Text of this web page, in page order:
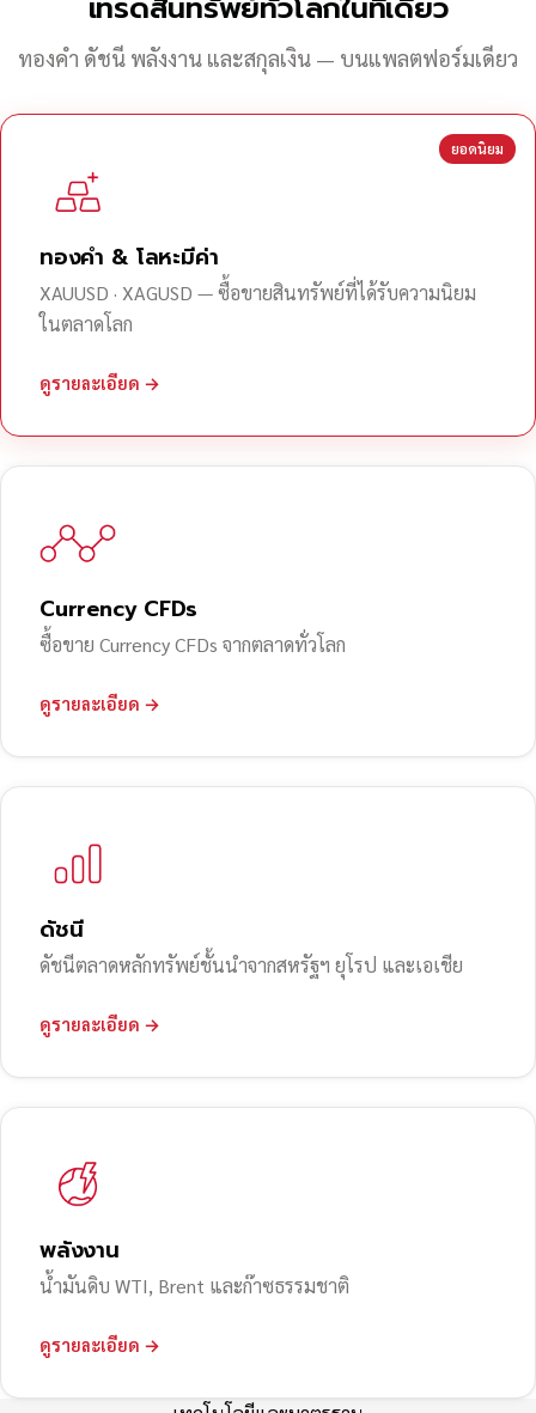
ทองคำ ดัชนี พลังงาน และสกุลเงิน — บนแพลตฟอร์มเดียว
ยอดนิยม
ทองคำ & โลหะมีค่า
XAUUSD · XAGUSD — ซื้อขายสินทรัพย์ที่ได้รับความนิยม
ในตลาดโลก
ดูรายละเอียด →
Currency CFDs
ซื้อขาย Currency CFDs จากตลาดทั่วโลก
ดูรายละเอียด →
ดัชนี
ดัชนีตลาดหลักทรัพย์ชั้นนำจากสหรัฐฯ ยุโรป และเอเชีย
ดูรายละเอียด →
พลังงาน
น้ำมันดิบ WTI, Brent และก๊าซธรรมชาติ
ดูรายละเอียด →